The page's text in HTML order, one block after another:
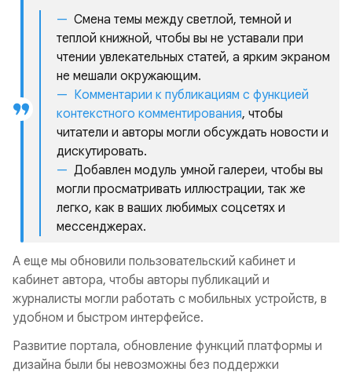
Смена темы между светлой, темной и
теплой книжной, чтобы вы не уставали при
чтении увлекательных статей, а ярким экраном
не мешали окружающим.
Комментарии к публикациям с функцией
контекстного комментирования, чтобы
читатели и авторы могли обсуждать новости и
дискутировать.
Добавлен модуль умной галереи, чтобы вы
могли просматривать иллюстрации, так же
легко, как в ваших любимых соцсетях и
мессенджерах.
А еще мы обновили пользовательский кабинет и
кабинет автора, чтобы авторы публикаций и
журналисты могли работать с мобильных устройств, в
удобном и быстром интерфейсе.
Развитие портала, обновление функций платформы и
дизайна были бы невозможны без поддержки